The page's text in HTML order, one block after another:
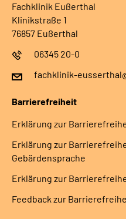
Fachklinik Eußerthal
Klinikstraße 1
76857 Eußerthal
06345 20-0
fachklinik-
Barrierefreiheit
Erklärung zur
Erklärung zur
Gebärdensprache
Erklärung zur
Feedback zur